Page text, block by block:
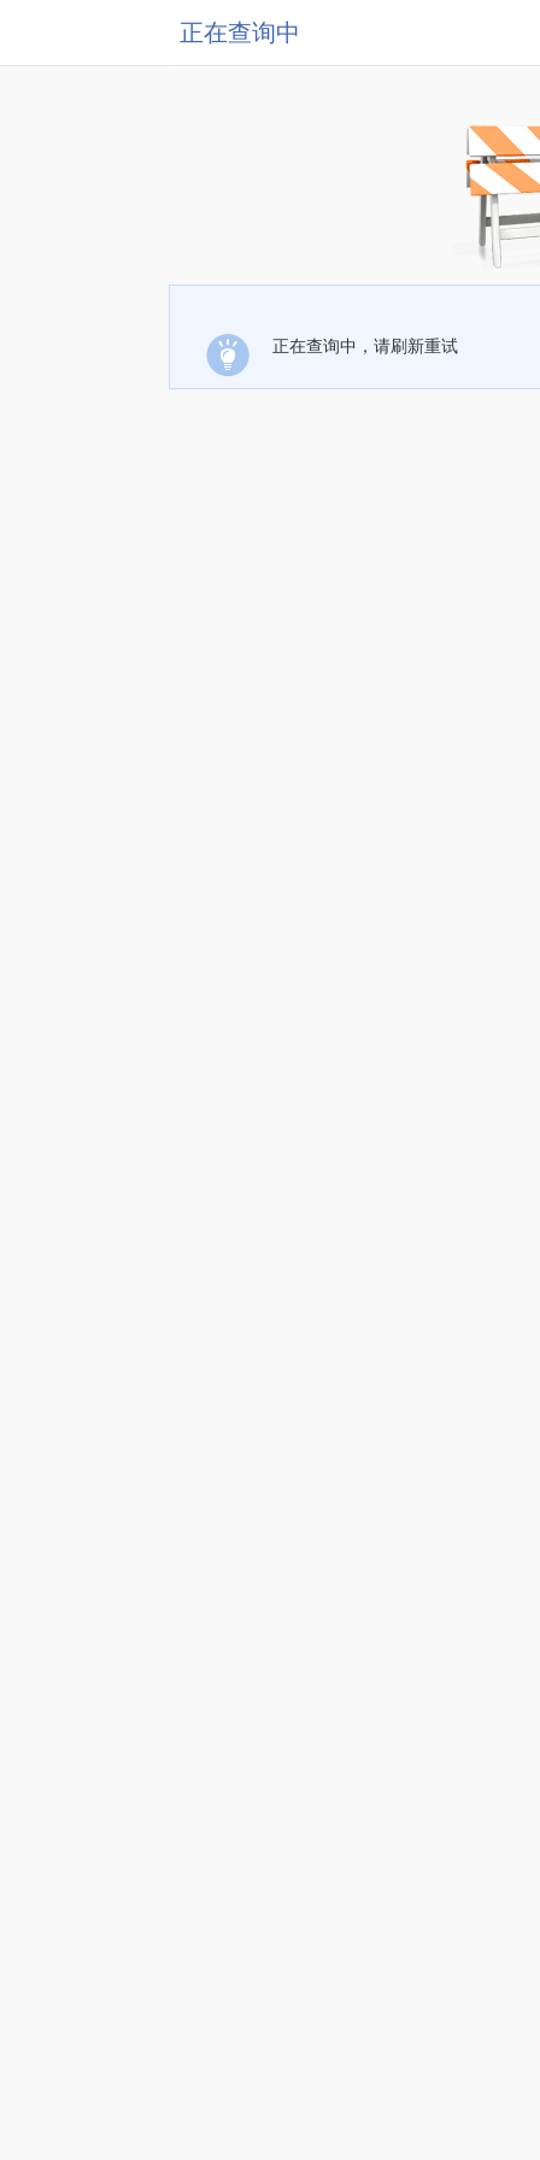
正在查询中
正在查询中，请刷新重试